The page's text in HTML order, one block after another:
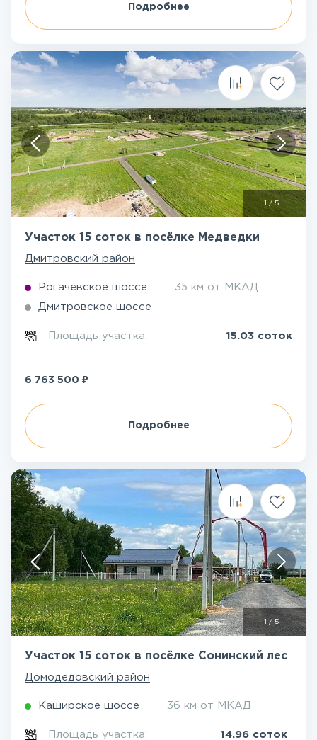
Подробнее
/ 5
Участок 15 соток в посёлке Медведки
Дмитровский район
Рогачёвское шоссе 35 км от МКАД
Дмитровское шоссе
Площадь участка: 15.03 соток
6 763 500 ₽
Подробнее
1 / 5
Участок 15 соток в посёлке Сонинский лес
Домодедовский район
Каширское шоссе 36 км от МКАД
Площадь участка: 14.96 соток